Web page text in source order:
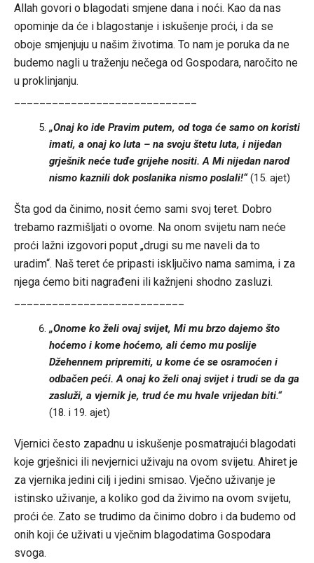
Allah govori o blagodati smjene dana i noći. Kao da nas
opominje da će i blagostanje i iskušenje proći, i da se
oboje smjenjuju u našim životima. To nam je poruka da ne
budemo nagli u traženju nečega od Gospodara, naročito ne
u proklinjanju.
„Onaj ko ide Pravim putem, od toga će samo on koristi
imati, a onaj ko luta – na svoju štetu luta, i nijedan
grješnik neće tuđe grijehe nositi. A Mi nijedan narod
nismo kaznili dok poslanika nismo poslali!“(15. ajet)
Šta god da činimo, nosit ćemo sami svoj teret. Dobro
trebamo razmišljati o ovome. Na onom svijetu nam neće
proći lažni izgovori poput „drugi su me naveli da to
uradim“. Naš teret će pripasti isključivo nama samima, i za
njega ćemo biti nagrađeni ili kažnjeni shodno zasluzi.
„Onome ko želi ovaj svijet, Mi mu brzo dajemo što
hoćemo i kome hoćemo, ali ćemo mu poslije
Džehennem pripremiti, u kome će se osramoćen i
odbačen peći. A onaj ko želi onaj svijet i trudi se da ga
zasluži, a vjernik je, trud će mu hvale vrijedan biti.“
(18. i 19. ajet)
Vjernici često zapadnu u iskušenje posmatrajući blagodati
koje grješnici ili nevjernici uživaju na ovom svijetu. Ahiret je
za vjernika jedini cilj i jedini smisao. Vječno uživanje je
istinsko uživanje, a koliko god da živimo na ovom svijetu,
proći će. Zato se trudimo da činimo dobro i da budemo od
onih koji će uživati u vječnim blagodatima Gospodara
svoga.